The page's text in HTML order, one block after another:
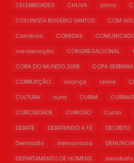
CELEBRIDADES
CHUVA clima
COLUNISTA ROGÉRIO SANTOS
COM
Comércio
COMIDAS
condenação
CONGREGACIONAL
COPA DO MUNDO 2018
COPA SERRANA
CORRUPÇÃO
criança crime
CULTURA
cura CURIM
CURIOSIDADE
CURIOSO Curso
DEBATE
DEBATENDO A FÉ DECRETO
Demissão
democracia
DENUNCIA
DEPARTAMENTO DE HOMENS
desabafo